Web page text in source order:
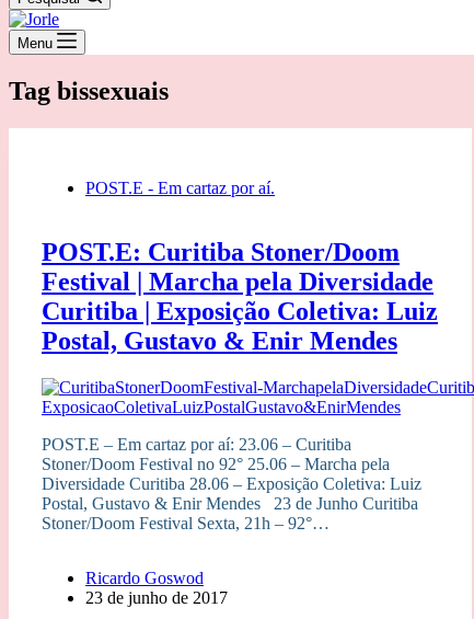
Menu
Tag bissexuais
POST.E - Em cartaz por aí.
POST.E: Curitiba Stoner/Doom
Festival | Marcha pela Diversidade
Curitiba | Exposição Coletiva: Luiz
Postal, Gustavo & Enir Mendes
POST.E – Em cartaz por aí: 23.06 – Curitiba
Stoner/Doom Festival no 92° 25.06 – Marcha pela
Diversidade Curitiba 28.06 – Exposição Coletiva: Luiz
Postal, Gustavo & Enir Mendes 23 de Junho Curitiba
Stoner/Doom Festival Sexta, 21h – 92°…
Ricardo Goswod
23 de junho de 2017